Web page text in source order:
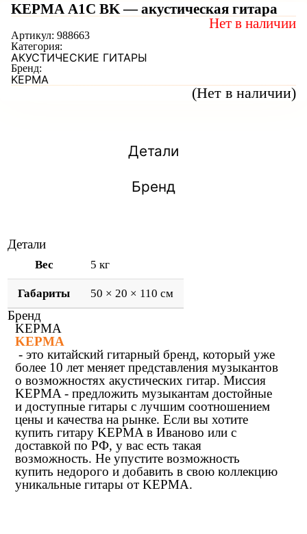
KEPMA A1C BK — акустическая гитара
(Нет в наличии)
Нет в наличии
Артикул: 988663
Категория:
АКУСТИЧЕСКИЕ ГИТАРЫ
Бренд:
KEPMA
Детали
Бренд
Детали
Вес 5 кг
Габариты 50 × 20 × 110 см
Бренд
KEPMA
KEPMA
- это китайский гитарный бренд, который уже
более 10 лет меняет представления музыкантов
о возможностях акустических гитар. Миссия
KEPMA - предложить музыкантам достойные
и доступные гитары с лучшим соотношением
цены и качества на рынке. Если вы хотите
купить гитару KEPMA в Иваново или с
доставкой по РФ, у вас есть такая
возможность. Не упустите возможность
купить недорого и добавить в свою коллекцию
уникальные гитары от KEPMA.